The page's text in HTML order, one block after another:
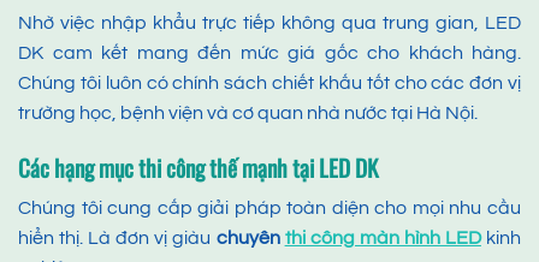
Nhờ việc nhập khẩu trực tiếp không qua trung gian, LED
DK cam kết mang đến mức giá gốc cho khách hàng.
Chúng tôi luôn có chính sách chiết khấu tốt cho các đơn vị
trường học, bệnh viện và cơ quan nhà nước tại Hà Nội.
Các hạng mục thi công thế mạnh tại LED DK
Chúng tôi cung cấp giải pháp toàn diện cho mọi nhu cầu
hiển thị. Là đơn vị giàu chuyên thi công màn hình LED kinh